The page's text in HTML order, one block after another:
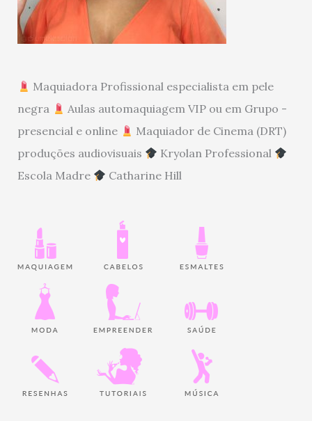
Maquiadora Profissional especialista em pele
negra
Aulas automaquiagem VIP ou em Grupo -
presencial e online
Maquiador de Cinema (DRT)
produções audiovisuais
Kryolan Professional
Escola Madre
Catharine Hill